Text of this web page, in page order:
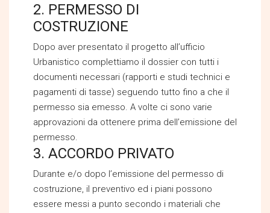
2. PERMESSO DI
COSTRUZIONE
Dopo aver presentato il progetto all’ufficio
Urbanistico complettiamo il dossier con tutti i
documenti necessari (rapporti e studi technici e
pagamenti di tasse) seguendo tutto fino a che il
permesso sia emesso. A volte ci sono varie
approvazioni da ottenere prima dell’emissione del
permesso.
3. ACCORDO PRIVATO
Durante e/o dopo l’emissione del permesso di
costruzione, il preventivo ed i piani possono
essere messi a punto secondo i materiali che